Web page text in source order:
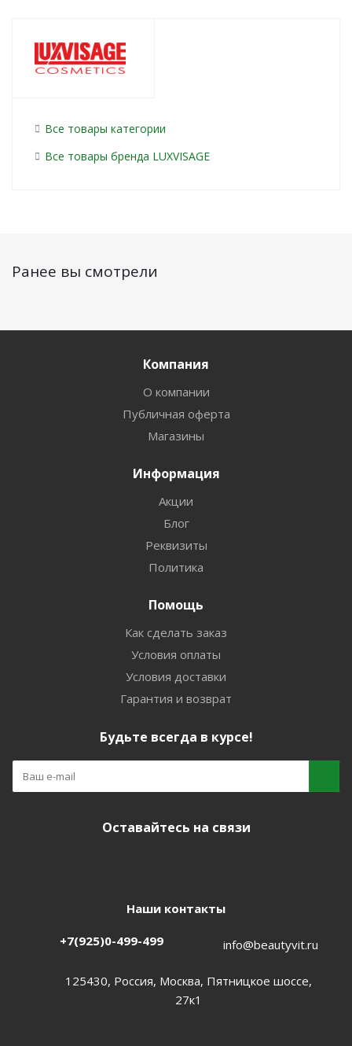
Все товары категории
Все товары бренда LUXVISAGE
Ранее вы смотрели
Компания
О компании
Публичная оферта
Магазины
Информация
Акции
Блог
Реквизиты
Политика
Помощь
Как сделать заказ
Условия оплаты
Условия доставки
Гарантия и возврат
Будьте всегда в курсе!
Оставайтесь на связи
Наши контакты
+7(925)0-499-499 info@beautyvit.ru
125430, Россия, Москва, Пятницкое шоссе,
27к1